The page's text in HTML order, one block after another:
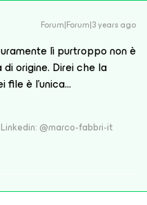
Forum|Forum|3 years ago
lì purtroppo non è
origine. Direi che la
file è l’unica…
@marco-fabbri-it